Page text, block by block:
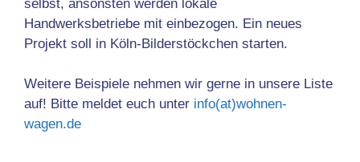
selbst, ansonsten werden lokale
Handwerksbetriebe mit einbezogen. Ein neues
Projekt soll in Köln-Bilderstöckchen starten.
Weitere Beispiele nehmen wir gerne in unsere Liste
auf! Bitte meldet euch unter info(at)wohnen-
wagen.de